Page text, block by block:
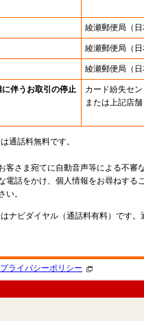
綾瀬郵便局 （
綾瀬郵便局 （
綾瀬郵便局 （
伴うお取引の停止
カード紛失セ
または上記店舗
通話料無料です。
客さま宛てに自動音声等による不審
電話をかけ、個人情報をお尋ねする
い。
ナビダイヤル（通話料有料）です
ライバシーポリシー